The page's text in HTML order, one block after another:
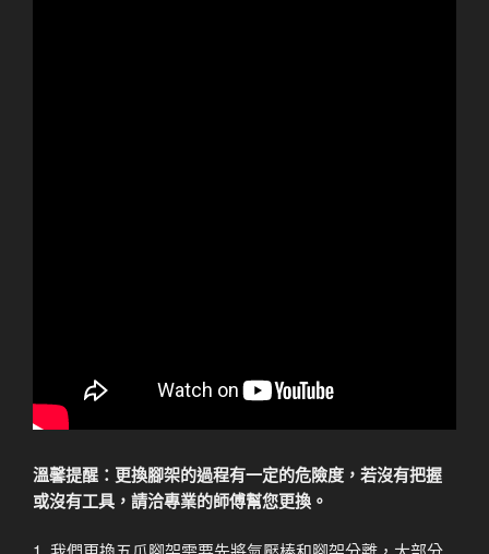
溫馨提醒：更換腳架的過程有一定的危險度，若沒有把握
或沒有工具，請洽專業的師傅幫您更換。